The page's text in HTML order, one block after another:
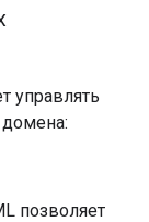
управлять
позволяет